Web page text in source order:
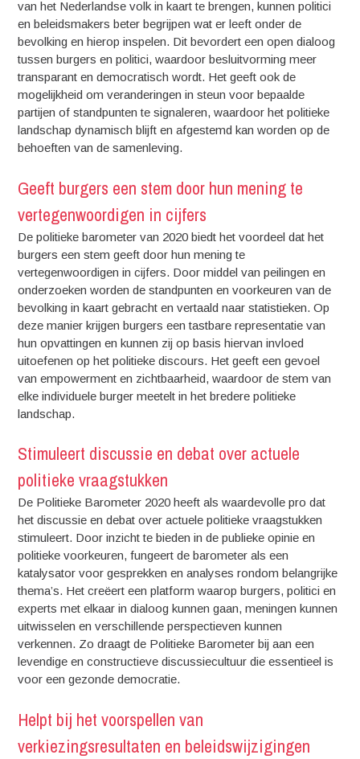
van het Nederlandse volk in kaart te brengen, kunnen politici
en beleidsmakers beter begrijpen wat er leeft onder de
bevolking en hierop inspelen. Dit bevordert een open dialoog
tussen burgers en politici, waardoor besluitvorming meer
transparant en democratisch wordt. Het geeft ook de
mogelijkheid om veranderingen in steun voor bepaalde
partijen of standpunten te signaleren, waardoor het politieke
landschap dynamisch blijft en afgestemd kan worden op de
behoeften van de samenleving.
Geeft burgers een stem door hun mening te
vertegenwoordigen in cijfers
De politieke barometer van 2020 biedt het voordeel dat het
burgers een stem geeft door hun mening te
vertegenwoordigen in cijfers. Door middel van peilingen en
onderzoeken worden de standpunten en voorkeuren van de
bevolking in kaart gebracht en vertaald naar statistieken. Op
deze manier krijgen burgers een tastbare representatie van
hun opvattingen en kunnen zij op basis hiervan invloed
uitoefenen op het politieke discours. Het geeft een gevoel
van empowerment en zichtbaarheid, waardoor de stem van
elke individuele burger meetelt in het bredere politieke
landschap.
Stimuleert discussie en debat over actuele
politieke vraagstukken
De Politieke Barometer 2020 heeft als waardevolle pro dat
het discussie en debat over actuele politieke vraagstukken
stimuleert. Door inzicht te bieden in de publieke opinie en
politieke voorkeuren, fungeert de barometer als een
katalysator voor gesprekken en analyses rondom belangrijke
thema’s. Het creëert een platform waarop burgers, politici en
experts met elkaar in dialoog kunnen gaan, meningen kunnen
uitwisselen en verschillende perspectieven kunnen
verkennen. Zo draagt de Politieke Barometer bij aan een
levendige en constructieve discussiecultuur die essentieel is
voor een gezonde democratie.
Helpt bij het voorspellen van
verkiezingsresultaten en beleidswijzigingen